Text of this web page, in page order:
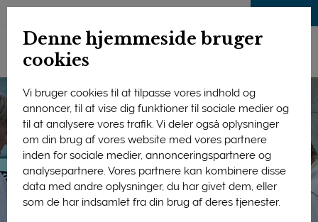
Denne hjemmeside bruger
cookies
Vi bruger cookies til at tilpasse vores indhold og
annoncer, til at vise dig funktioner til sociale medier og
til at analysere vores trafik. Vi deler også oplysninger
om din brug af vores website med vores partnere
inden for sociale medier, annonceringspartnere og
analysepartnere. Vores partnere kan kombinere disse
data med andre oplysninger, du har givet dem, eller
som de har indsamlet fra din brug af deres tjenester.